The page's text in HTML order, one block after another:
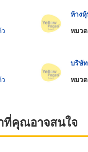
ห้าง
หมว
บริษั
หมว
ที่คุณอาจสนใจ